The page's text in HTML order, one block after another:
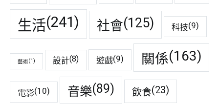
生活(241) 社會(125) 科技(9)
藝術(1) 設計(8) 遊戲(9) 關係(163)
電影(10) 音樂(89) 飲食(23)